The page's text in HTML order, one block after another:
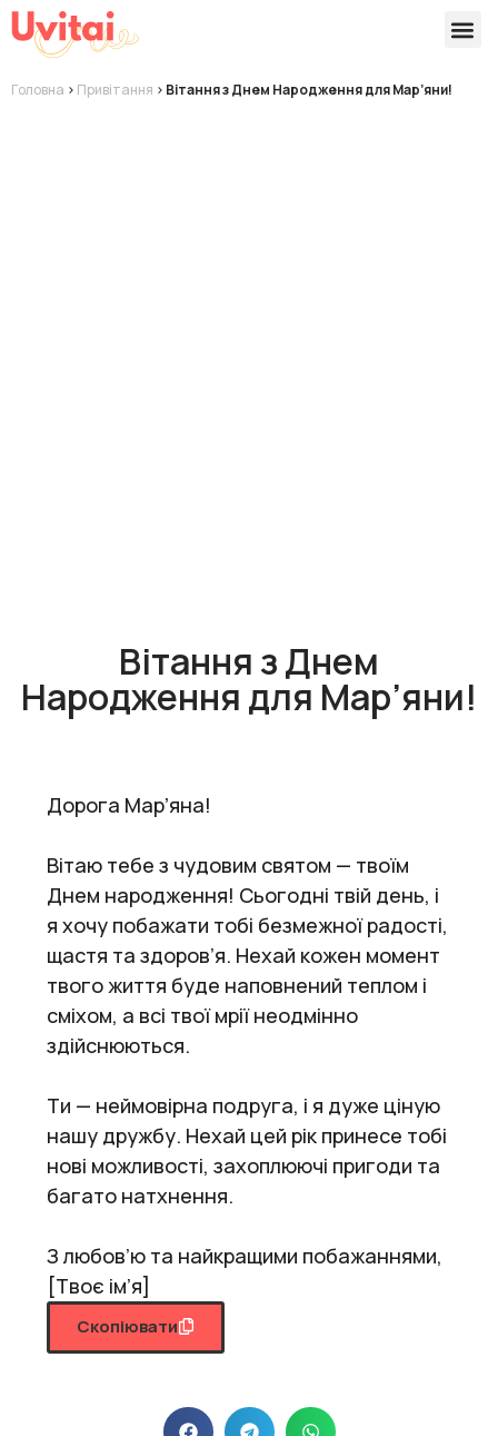
Головна > Привітання > Вітання з Днем Народження для Мар’яни!
Вітання з Днем
Народження для Мар’яни!
Дорога Марʼяна!
Вітаю тебе з чудовим святом — твоїм
Днем народження! Сьогодні твій день, і
я хочу побажати тобі безмежної радості,
щастя та здоров’я. Нехай кожен момент
твого життя буде наповнений теплом і
сміхом, а всі твої мрії неодмінно
здійснюються.
Ти — неймовірна подруга, і я дуже ціную
нашу дружбу. Нехай цей рік принесе тобі
нові можливості, захоплюючі пригоди та
багато натхнення.
З любов’ю та найкращими побажаннями,
[Твоє ім’я]
Скопіювати